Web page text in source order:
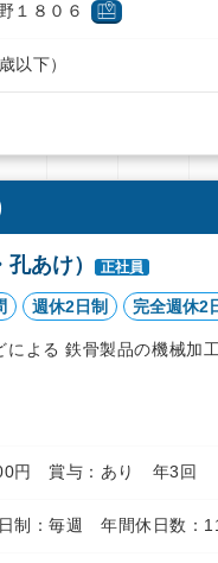
１８０６
以下）
あけ） 正社員
週休2日制 完全週休2
よる 鉄骨製品の機械加
円 賞与：あり 年3回
制：毎週 年間休日数：